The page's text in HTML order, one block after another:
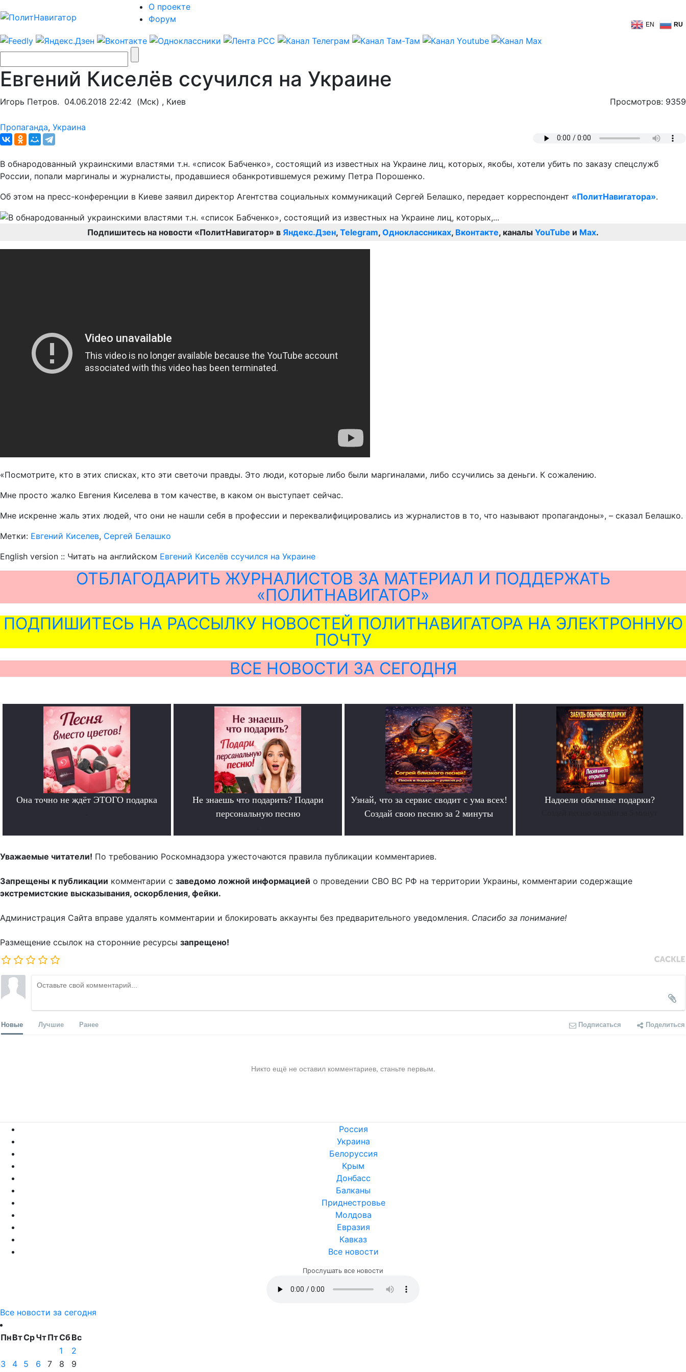
О проекте
Форум
EN RU
Евгений Киселёв ссучился на Украине
Игорь Петров. 04.06.2018 22:42 (Мск) , Киев Просмотров: 9359
Пропаганда, Украина
В обнародованный украинскими властями т.н. «список Бабченко», состоящий из известных на Украине лиц, которых, якобы, хотели убить по заказу спецслужб
России, попали маргиналы и журналисты, продавшиеся обанкротившемуся режиму Петра Порошенко.
Об этом на пресс-конференции в Киеве заявил директор Агентства социальных коммуникаций Сергей Белашко, передает корреспондент «ПолитНавигатора».
Подпишитесь на новости «ПолитНавигатор» в Яндекс.Дзен, Telegram, Одноклассниках, Вконтакте, каналы YouTube и Max.
«Посмотрите, кто в этих списках, кто эти светочи правды. Это люди, которые либо были маргиналами, либо ссучились за деньги. К сожалению.
Мне просто жалко Евгения Киселева в том качестве, в каком он выступает сейчас.
Мне искренне жаль этих людей, что они не нашли себя в профессии и переквалифицировались из журналистов в то, что называют пропагандоны», – сказал Белашко.
Метки: Евгений Киселев, Сергей Белашко
English version :: Читать на английском Евгений Киселёв ссучился на Украине
ОТБЛАГОДАРИТЬ ЖУРНАЛИСТОВ ЗА МАТЕРИАЛ И ПОДДЕРЖАТЬ
«ПОЛИТНАВИГАТОР»
ПОДПИШИТЕСЬ НА РАССЫЛКУ НОВОСТЕЙ ПОЛИТНАВИГАТОРА НА ЭЛЕКТРОННУЮ
ПОЧТУ
ВСЕ НОВОСТИ ЗА СЕГОДНЯ
Она точно не ждёт ЭТОГО подарка
Не знаешь что подарить? Подари
персональную песню
Узнай, что за сервис сводит с ума всех!
Создай свою песню за 2 минуты
Надоели обычные подарки?
Уважаемые читатели! По требованию Роскомнадзора ужесточаются правила публикации комментариев.
Запрещены к публикации комментарии с заведомо ложной информацией о проведении СВО ВС РФ на территории Украины, комментарии содержащие
экстремистские высказывания, оскорбления, фейки.
Администрация Сайта вправе удалять комментарии и блокировать аккаунты без предварительного уведомления. Спасибо за понимание!
Размещение ссылок на сторонние ресурсы запрещено!
Новые Лучшие Ранее Подписаться Поделиться
Никто ещё не оставил комментариев, станьте первым.
Россия
Украина
Белоруссия
Крым
Донбасс
Балканы
Приднестровье
Молдова
Евразия
Кавказ
Все новости
Прослушать все новости
Все новости за сегодня
ПнВтСрЧтПтСбВс
1
2
3
4 5 6 7 8
9